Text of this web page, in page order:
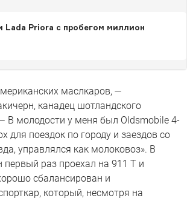
Lada Priora с пробегом миллион
маслкаров, —
канадец шотландского
В молодости у меня был Oldsmobile 4-
для поездок по городу и заездов со
управлялся как молоковоз». В
раз проехал на 911 T и
сбалансирован и
который, несмотря на